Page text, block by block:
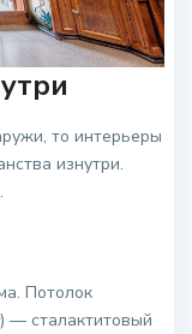
то интерьеры
изнутри.
Потолок
) — сталактитовый